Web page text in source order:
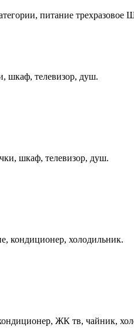
питание трехразовое
шкаф, телевизор, душ.
шкаф, телевизор, душ.
кондиционер, холодильник.
ЖК тв, чайник,